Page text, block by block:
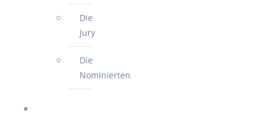
Die
Jury
Die
Nominierten